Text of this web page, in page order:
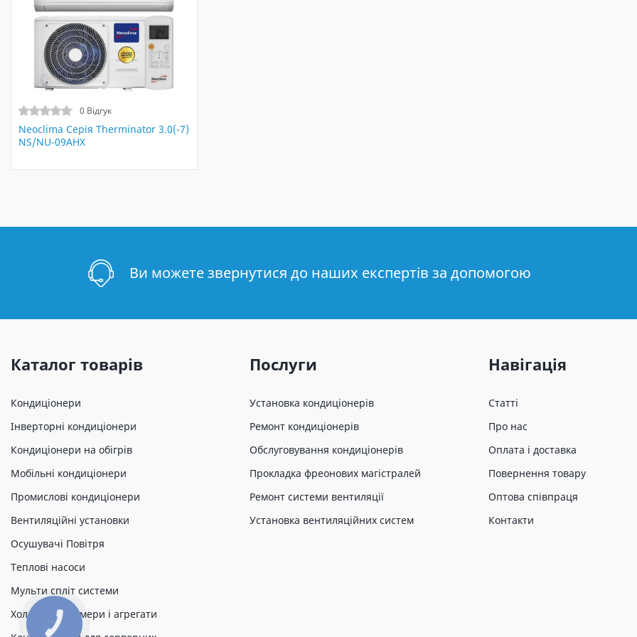
0 Відгук
Neoclima Серія Therminator 3.0(-7)
NS/NU-09AHX
Ви можете звернутися до наших експертів за допомогою
Каталог товарів
Кондиціонери
Інверторні кондиціонери
Кондиціонери на обігрів
Мобільні кондиціонери
Промислові кондиціонери
Вентиляційні установки
Осушувачі Повітря
Теплові насоси
Мульти спліт системи
Холодильні камери і агрегати
Послуги
Установка кондиціонерів
Ремонт кондиціонерів
Обслуговування кондиціонерів
Прокладка фреонових магістралей
Ремонт системи вентиляції
Установка вентиляційних систем
Навігація
Статті
Про нас
Оплата і доставка
Повернення товару
Оптова співпраця
Контакти